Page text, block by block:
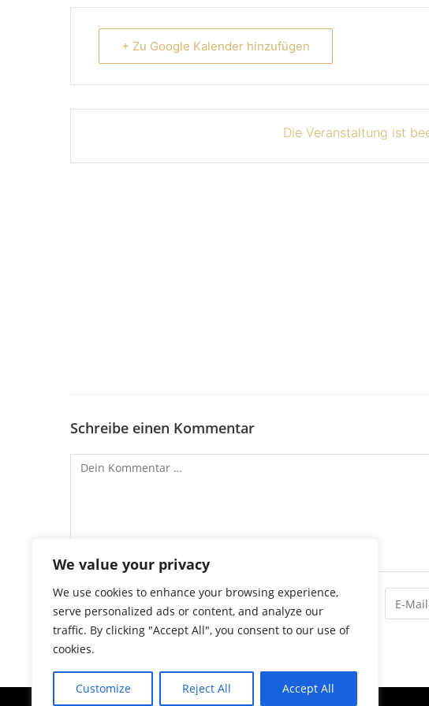
We value your privacy
We use cookies to enhance your browsing experience,
serve personalized ads or content, and analyze our
traffic. By clicking "Accept All", you consent to our use of
cookies.
Customize Reject All Accept All
+ Zu Google Kalender hinzufügen
Die Veranstaltung ist
Schreibe einen Kommentar